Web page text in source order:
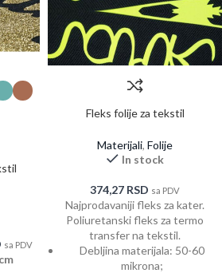
sa PDV
Fleks folije za tekstil
Materijali, Folije
In stock
374,27 RSD sa PDV
Najprodavaniji fleks za kater.
Poliuretanski fleks za termo
transfer na tekstil.
Debljina materijala: 50-60
mikrona;